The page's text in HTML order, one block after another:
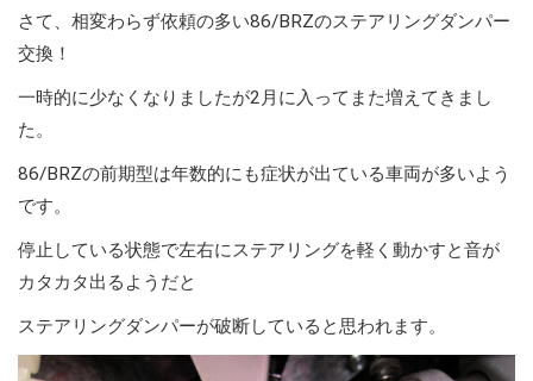
さて、相変わらず依頼の多い86/BRZのステアリングダンパー
交換！
一時的に少なくなりましたが2月に入ってまた増えてきまし
た。
86/BRZの前期型は年数的にも症状が出ている車両が多いよう
です。
停止している状態で左右にステアリングを軽く動かすと音が
カタカタ出るようだと
ステアリングダンパーが破断していると思われます。